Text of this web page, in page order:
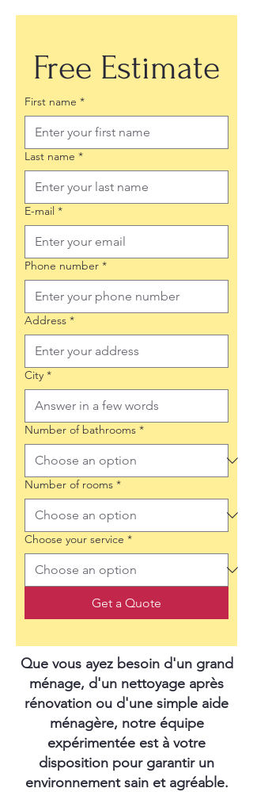
Free Estimate
First name *
Last name *
E-mail *
Phone number *
Address *
City *
Number of bathrooms *
Number of rooms *
Choose your service *
Get a Quote
Que vous ayez besoin d'un grand
ménage, d'un nettoyage après
rénovation ou d'une simple aide
ménagère, notre équipe
expérimentée est à votre
disposition pour garantir un
environnement sain et agréable.